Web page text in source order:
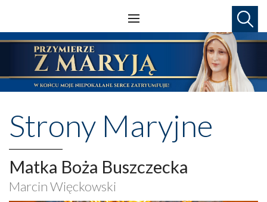
Strony Maryjne
Matka Boża Buszczecka
Marcin Więckowski